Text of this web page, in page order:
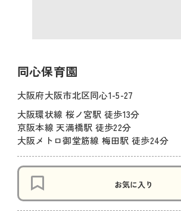
同心保育園
大阪府大阪市北区同心1-5-27
大阪環状線 桜ノ宮駅 徒歩13分
京阪本線 天満橋駅 徒歩22分
大阪メトロ御堂筋線 梅田駅 徒歩24分
お気に入り